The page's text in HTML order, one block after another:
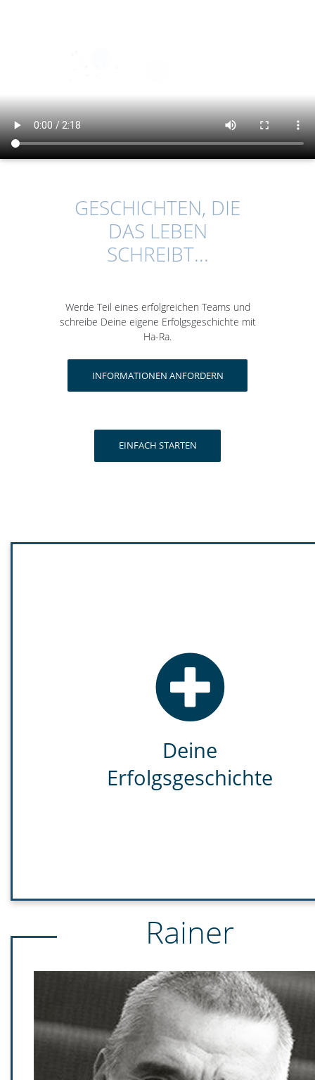
GESCHICHTEN, DIE
DAS LEBEN
SCHREIBT...
Werde Teil eines erfolgreichen Teams und
schreibe Deine eigene Erfolgsgeschichte mit
Ha-Ra.
INFORMATIONEN ANFORDERN
EINFACH STARTEN
Deine
Erfolgsgeschichte
Rainer
Rainer